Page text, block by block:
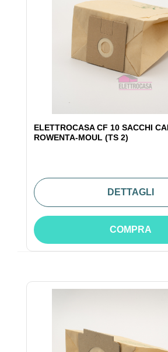
ELETTROCASA CF 10 SACCHI
ROWENTA-MOUL (TS 2)
DETTAGLI
COMPRA